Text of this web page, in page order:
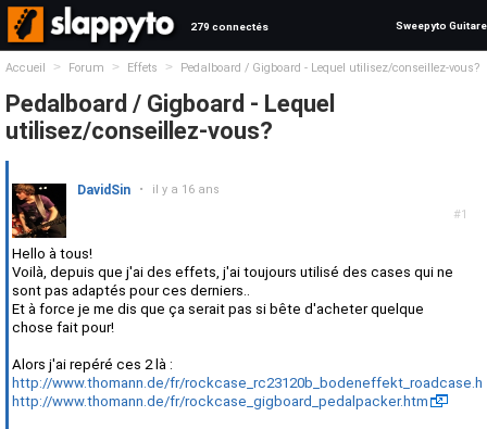
279 connectés Sweepyto Guitare
Accueil > Forum > Effets > Pedalboard / Gigboard - Lequel utilisez/conseillez-vous?
Pedalboard / Gigboard - Lequel
utilisez/conseillez-vous?
#1
DavidSin • il y a 16 ans
Hello à tous!
Voilà, depuis que j'ai des effets, j'ai toujours utilisé des cases qui ne
sont pas adaptés pour ces derniers..
Et à force je me dis que ça serait pas si bête d'acheter quelque
chose fait pour!
Alors j'ai repéré ces 2 là :
http://www.thomann.de/fr/
http://www.thomann.de/fr/rockcase_gigboard_pedalpacker.htm